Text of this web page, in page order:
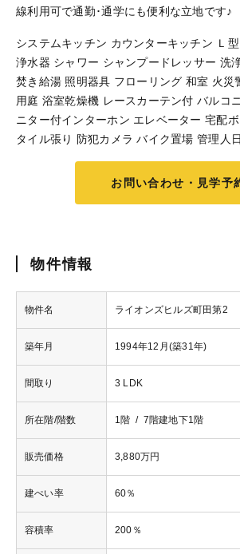
線利用可で通勤･通学にも便利な立地です♪
システムキッチン カウンターキッチン Ｌ
浄水器 シャワー シャンプードレッサー 洗
焚き給湯 照明器具 フローリング 和室 火災
用庭 浴室乾燥機 レースカーテン付 バルコ
ニター付インターホン エレベーター 宅配
タイル張り 防犯カメラ バイク置場 管理人
お問い合わせ・見学予
物件情報
物件名 ライオンズヒルズ町田第
築年月 1994年12月(築31年)
間取り 3 LDK
所在階/階数 1階 / 7階建地下1階
販売価格 3,880万円
建ぺい率 60％
容積率 200％